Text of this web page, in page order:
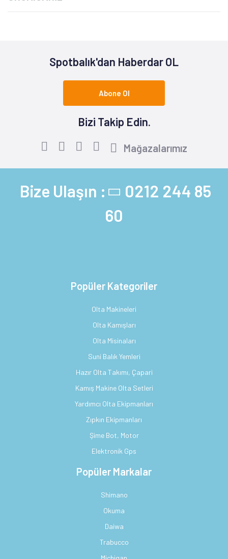
Spotbalık'dan Haberdar OL
Abone Ol
Bizi Takip Edin.
Mağazalarımız
Bize Ulaşın : 0212 244 85
60
Popüler Kategoriler
Olta Makineleri
Olta Kamışları
Olta Misinaları
Suni Balık Yemleri
Hazır Olta Takımı, Çapari
Kamış Makine Olta Setleri
Yardımcı Olta Ekipmanları
Zıpkın Ekipmanları
Şime Bot, Motor
Elektronik Gps
Popüler Markalar
Shimano
Okuma
Daiwa
Trabucco